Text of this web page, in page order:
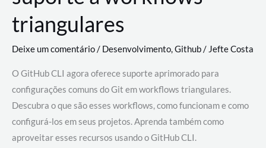
triangulares
Deixe um comentário/ Desenvolvimento,Github/ Jefte Costa
O GitHub CLI agora oferece suporte aprimorado para
configurações comuns do Git em workflows triangulares.
Descubra o que são esses workflows, como funcionam e como
configurá-los em seus projetos. Aprenda também como
aproveitar esses recursos usando o GitHub CLI.